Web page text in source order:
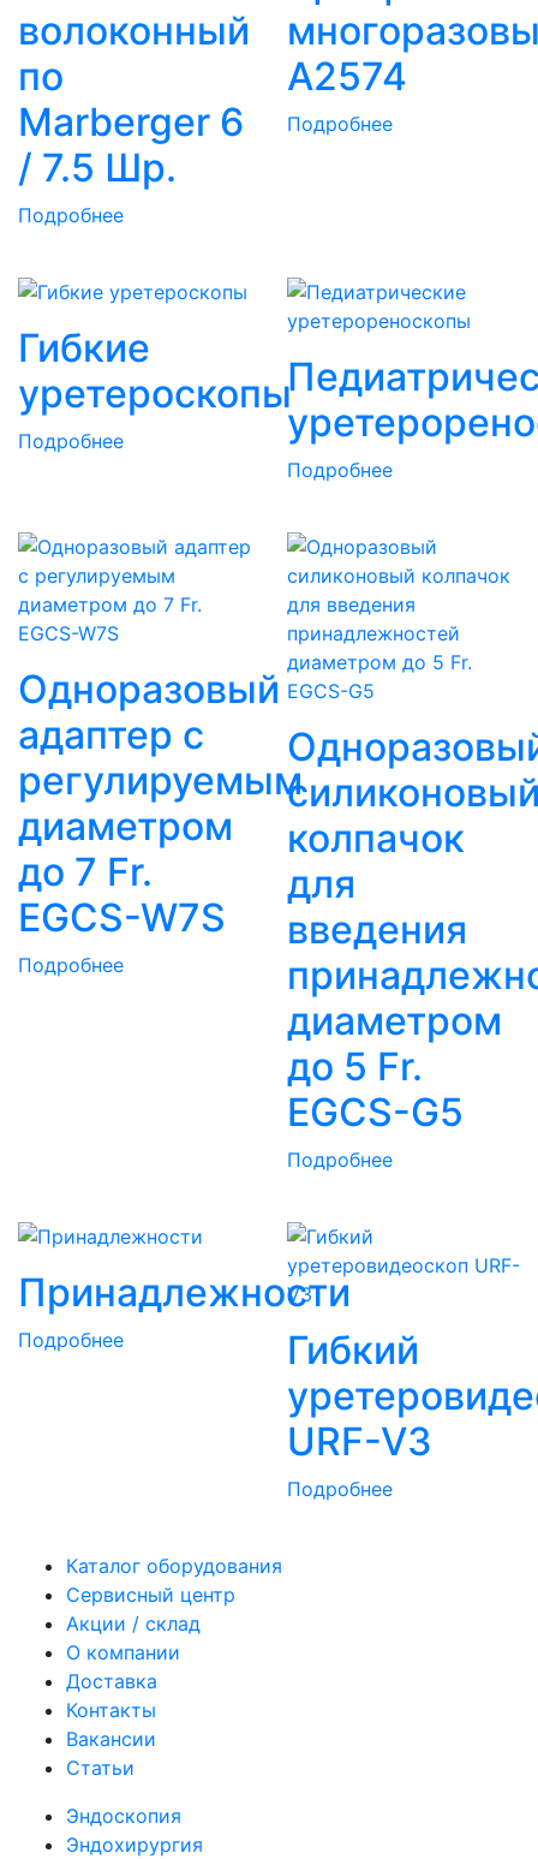
волоконный
по
Marberger 6
/ 7.5 Шр.
Подробнее
A2574
Подробнее
Гибкие
уретероскопы
Подробнее
Подробнее
Одноразовый
адаптер с
регулируемым
диаметром
до 7 Fr.
EGCS-W7S
Подробнее
колпачок
для
введения
диаметром
до 5 Fr.
EGCS-G5
Подробнее
Принадлежности
Подробнее
Гибкий
URF-V3
Подробнее
Каталог оборудования
Сервисный центр
Акции / склад
О компании
Доставка
Контакты
Вакансии
Статьи
Эндоскопия
Эндохирургия